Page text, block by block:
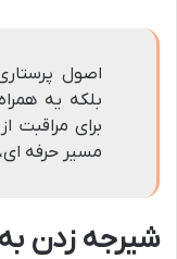
اصول
بلکه یه
برای مراقبت
مسیر حرفه
شیرجه زدن